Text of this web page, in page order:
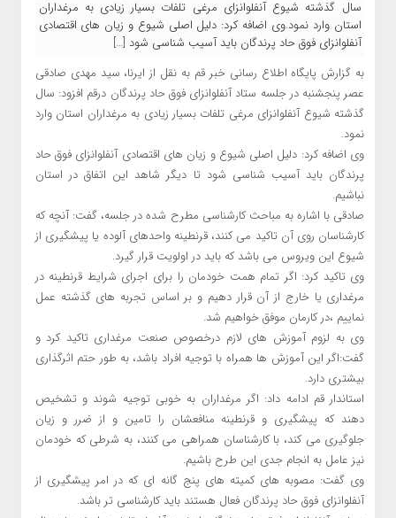
سال گذشته شیوع آنفلوانزای مرغی تلفات بسیار زیادی به مرغداران
استان وارد نمود.وی اضافه کرد: دلیل اصلی شیوع و زیان های اقتصادی
آنفلوانزای فوق حاد پرندگان باید آسیب شناسی شود […]
به گزارش پایگاه اطلاع رسانی خبر قم به نقل از ایرنا، سید مهدی صادقی
عصر پنجشنبه در جلسه ستاد آنفلوانزای فوق حاد پرندگان درقم افزود: سال
گذشته شیوع آنفلوانزای مرغی تلفات بسیار زیادی به مرغداران استان وارد
نمود.
وی اضافه کرد: دلیل اصلی شیوع و زیان های اقتصادی آنفلوانزای فوق حاد
پرندگان باید آسیب شناسی شود تا دیگر شاهد این اتفاق در استان
نباشیم.
صادقی با اشاره به مباحث کارشناسی مطرح شده در جلسه، گفت: آنچه که
کارشناسان روی آن تاکید می کنند، قرنطینه واحدهای آلوده یا پیشگیری از
شیوع این ویروس می باشد که باید در اولویت قرار گیرد.
وی تاکید کرد: اگر تمام همت خودمان را برای اجرای شرایط قرنطینه در
مرغداری یا خارج از آن قرار دهیم و بر اساس تجربه های گذشته عمل
نماییم ،در کارمان موفق خواهیم شد.
وی به لزوم آموزش های لازم درخصوص صنعت مرغداری تاکید کرد و
گفت:اگر این آموزش ها همراه با توجیه افراد باشد، به طور حتم اثرگذاری
بیشتری دارد.
استاندار قم ادامه داد: اگر مرغداران به خوبی توجیه شوند و تشخیص
دهند که پیشگیری و قرنطینه منافعشان را تامین و از ضرر و زیان
جلوگیری می کند، با کارشناسان همراهی می کنند، به شرطی که خودمان
نیز عامل به انجام جدی این طرح باشیم.
وی گفت: مصوبه های کمیته های پنج گانه ای که در امر پیشگیری از
آنفلوانزای فوق حاد پرندگان فعال هستند باید کارشناسی تر باشد.